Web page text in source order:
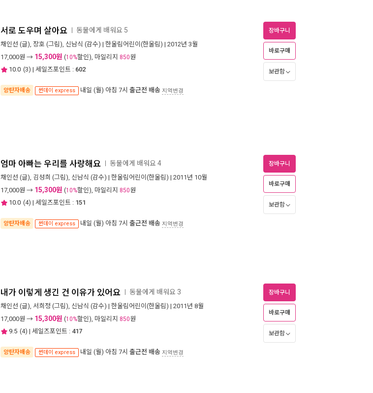
서로 도우며 살아요 동물에게 배워요 5
채인선 (글), 장호 (그림), 신남식 (감수) | 한울림어린이(한울림) | 2012년 3월
17,000원 → 15,300원 (10%할인), 마일리지 850원
10.0 (3) | 세일즈포인트 : 602
양탄자배송 썬데이 express 내일 (월) 아침 7시 출근전 배송 지역변경
장바구니
바로구매
보관함
엄마 아빠는 우리를 사랑해요 동물에게 배워요 4
채인선 (글), 김성희 (그림), 신남식 (감수) | 한울림어린이(한울림) | 2011년 10월
17,000원 → 15,300원 (10%할인), 마일리지 850원
10.0 (4) | 세일즈포인트 : 151
양탄자배송 썬데이 express 내일 (월) 아침 7시 출근전 배송 지역변경
장바구니
바로구매
보관함
내가 이렇게 생긴 건 이유가 있어요 동물에게 배워요 3
채인선 (글), 서희정 (그림), 신남식 (감수) | 한울림어린이(한울림) | 2011년 8월
17,000원 → 15,300원 (10%할인), 마일리지 850원
9.5 (4) | 세일즈포인트 : 417
양탄자배송 썬데이 express 내일 (월) 아침 7시 출근전 배송 지역변경
장바구니
바로구매
보관함